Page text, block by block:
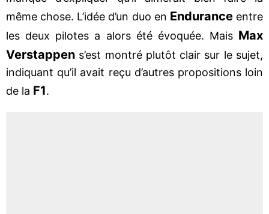
même chose. L’idée d’un duo en Enduranceentre
les deux pilotes a alors été évoquée. Mais Max
Verstappen s’est montré plutôt clair sur le sujet,
indiquant qu’il avait reçu d’autres propositions loin
de la F1.